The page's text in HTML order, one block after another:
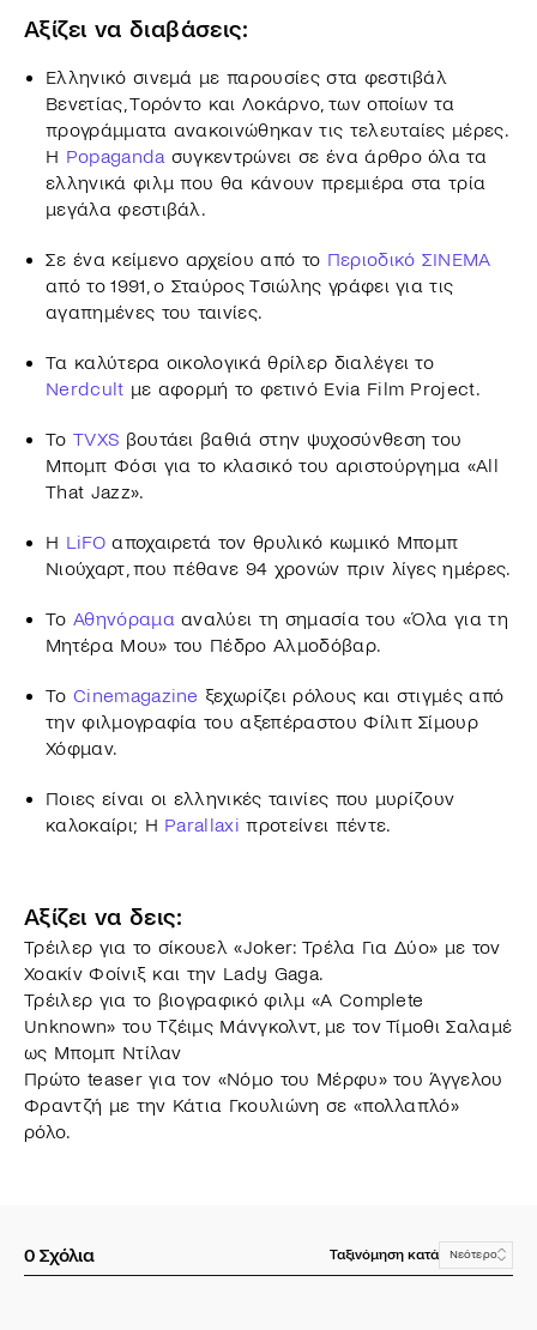
Αξίζει να διαβάσεις:
Ελληνικό σινεμά με παρουσίες στα φεστιβάλ
Βενετίας, Τορόντο και Λοκάρνο, των οποίων τα
προγράμματα ανακοινώθηκαν τις τελευταίες μέρες.
Η Popaganda συγκεντρώνει σε ένα άρθρο όλα τα
ελληνικά φιλμ που θα κάνουν πρεμιέρα στα τρία
μεγάλα φεστιβάλ.
Σε ένα κείμενο αρχείου από το Περιοδικό ΣΙΝΕΜΑ
από το 1991, ο Σταύρος Τσιώλης γράφει για τις
αγαπημένες του ταινίες.
Τα καλύτερα οικολογικά θρίλερ διαλέγει το
Nerdcult με αφορμή το φετινό Evia Film Project.
Το TVXS βουτάει βαθιά στην ψυχοσύνθεση του
Μπομπ Φόσι για το κλασικό του αριστούργημα «All
That Jazz».
H LiFOαποχαιρετά τον θρυλικό κωμικό Μπομπ
Νιούχαρτ, που πέθανε 94 χρονών πριν λίγες ημέρες.
Το Αθηνόραμα αναλύει τη σημασία του «Όλα για τη
Μητέρα Μου» του Πέδρο Αλμοδόβαρ.
To Cinemagazine ξεχωρίζει ρόλους και στιγμές από
την φιλμογραφία του αξεπέραστου Φίλιπ Σίμουρ
Χόφμαν.
Ποιες είναι οι ελληνικές ταινίες που μυρίζουν
καλοκαίρι; Η Parallaxi προτείνει πέντε.
Αξίζει να δεις:
Τρέιλερ για το σίκουελ «Joker: Τρέλα Για Δύο» με τον
Χοακίν Φοίνιξ και την Lady Gaga.
Τρέιλερ για το βιογραφικό φιλμ «A Complete
Unknown» του Τζέιμς Μάνγκολντ, με τον Τίμοθι Σαλαμέ
ως Μπομπ Ντίλαν
Πρώτο teaser για τον «Νόμο του Μέρφυ» του Άγγελου
Φραντζή με την Κάτια Γκουλιώνη σε «πολλαπλό»
ρόλο.
0 Σχόλια Ταξινόμηση κατά Νεότερο